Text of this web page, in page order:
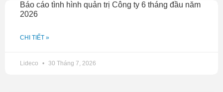
Báo cáo tình hình quản trị Công ty 6 tháng đầu năm
2026
CHI TIẾT »
Lideco 30 Tháng 7, 2026